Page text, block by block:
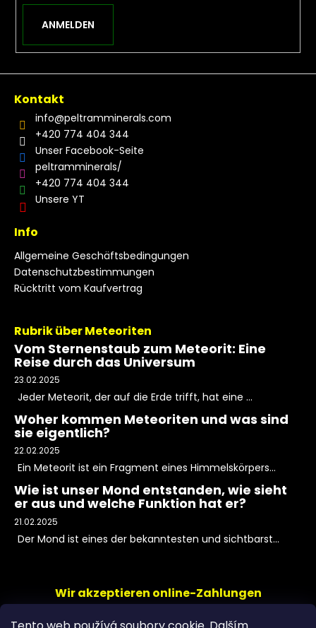
ANMELDEN
Kontakt
info@peltramminerals.com
+420 774 404 344
Unser Facebook-Seite
peltramminerals/
+420 774 404 344
Unsere YT
Info
Allgemeine Geschäftsbedingungen
Datenschutzbestimmungen
Rücktritt vom Kaufvertrag
Rubrik über Meteoriten
Vom Sternenstaub zum Meteorit: Eine
Reise durch das Universum
23.02.2025
Jeder Meteorit, der auf die Erde trifft, hat eine ...
Woher kommen Meteoriten und was sind
sie eigentlich?
22.02.2025
Ein Meteorit ist ein Fragment eines Himmelskörpers...
Wie ist unser Mond entstanden, wie sieht
er aus und welche Funktion hat er?
21.02.2025
Der Mond ist eines der bekanntesten und sichtbarst...
Wir akzeptieren online-Zahlungen